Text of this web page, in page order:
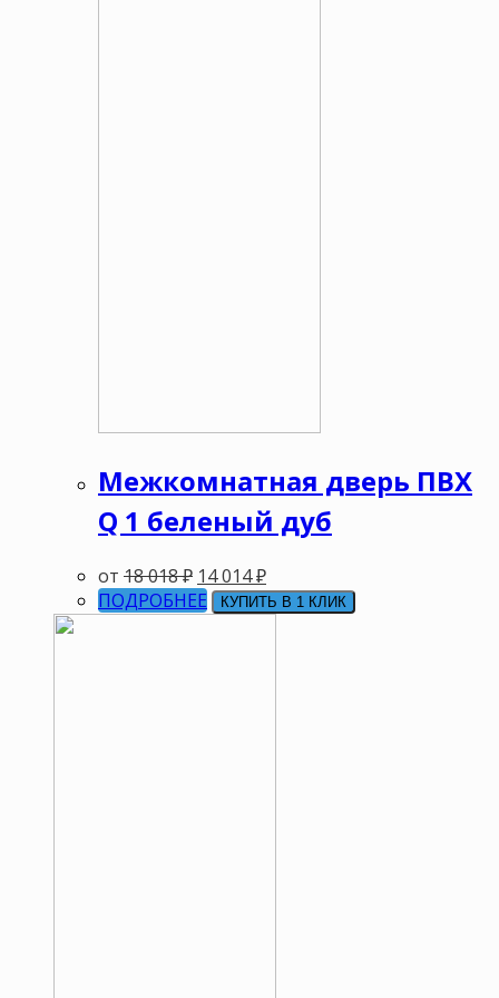
Межкомнатная дверь ПВХ
Q 1 беленый дуб
от 18 018₽ 14 014₽
ПОДРОБНЕЕ
КУПИТЬ В 1 КЛИК